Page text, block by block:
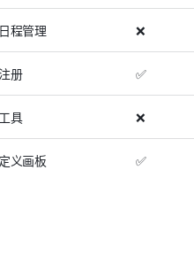
程管理 ❌
册 ✅
具 ❌
义画板 ✅